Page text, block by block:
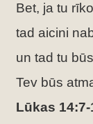
Bet, ja tu
tad aicini
un tad tu
Tev būs
Lūkas 14:7-